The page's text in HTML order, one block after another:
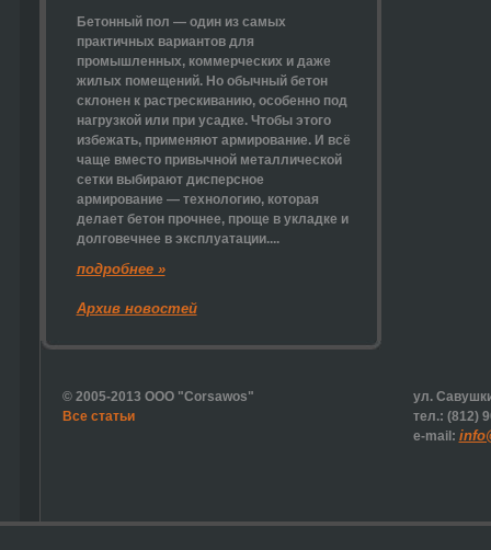
Бетонный пол — один из самых
практичных вариантов для
промышленных, коммерческих и даже
жилых помещений. Но обычный бетон
склонен к растрескиванию, особенно под
нагрузкой или при усадке. Чтобы этого
избежать, применяют армирование. И всё
чаще вместо привычной металлической
сетки выбирают дисперсное
армирование — технологию, которая
делает бетон прочнее, проще в укладке и
долговечнее в эксплуатации....
подробнее »
Архив новостей
© 2005-2013 ООО "Corsawos"
Все статьи
ул.
тел.: (812)
e-mail: